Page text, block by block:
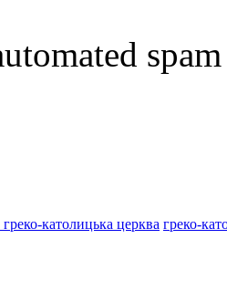
греко-католицька церква греко-